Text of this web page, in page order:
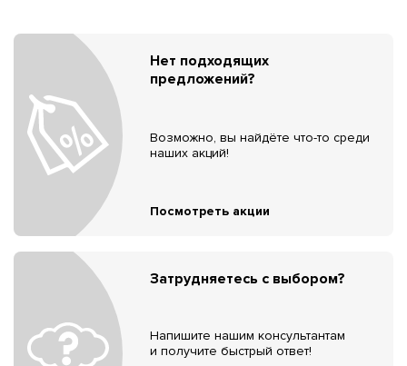
Нет подходящих
предложений?
Возможно, вы найдёте что-то среди
наших акций!
Посмотреть акции
Затрудняетесь с выбором?
Напишите нашим консультантам
и получите быстрый ответ!